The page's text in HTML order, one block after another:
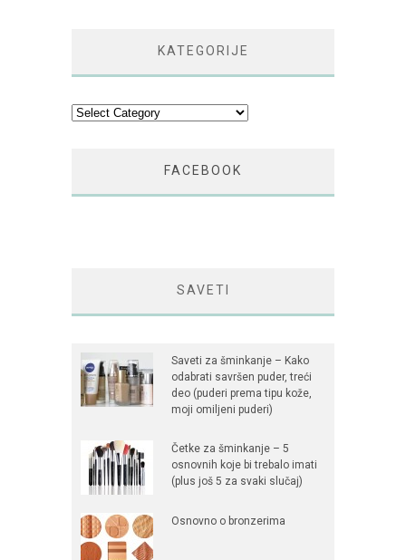
KATEGORIJE
Kategorije
FACEBOOK
SAVETI
Saveti za šminkanje – Kako
odabrati savršen puder, treći
deo (puderi prema tipu kože,
moji omiljeni puderi)
Četke za šminkanje – 5
osnovnih koje bi trebalo imati
(plus još 5 za svaki slučaj)
Osnovno o bronzerima